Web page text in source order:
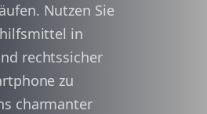
Nutzen Sie
in
rechtssicher
zu
charmanter